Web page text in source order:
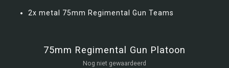
2x metal 75mm Regimental Gun Teams
75mm Regimental Gun Platoon
Nog niet gewaardeerd